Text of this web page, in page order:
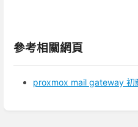
參考相關網頁
proxmox mail gateway 初